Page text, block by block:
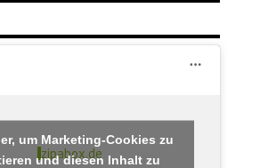
zipabox.de
um Marketing-Cookies zu
und diesen Inhalt zu